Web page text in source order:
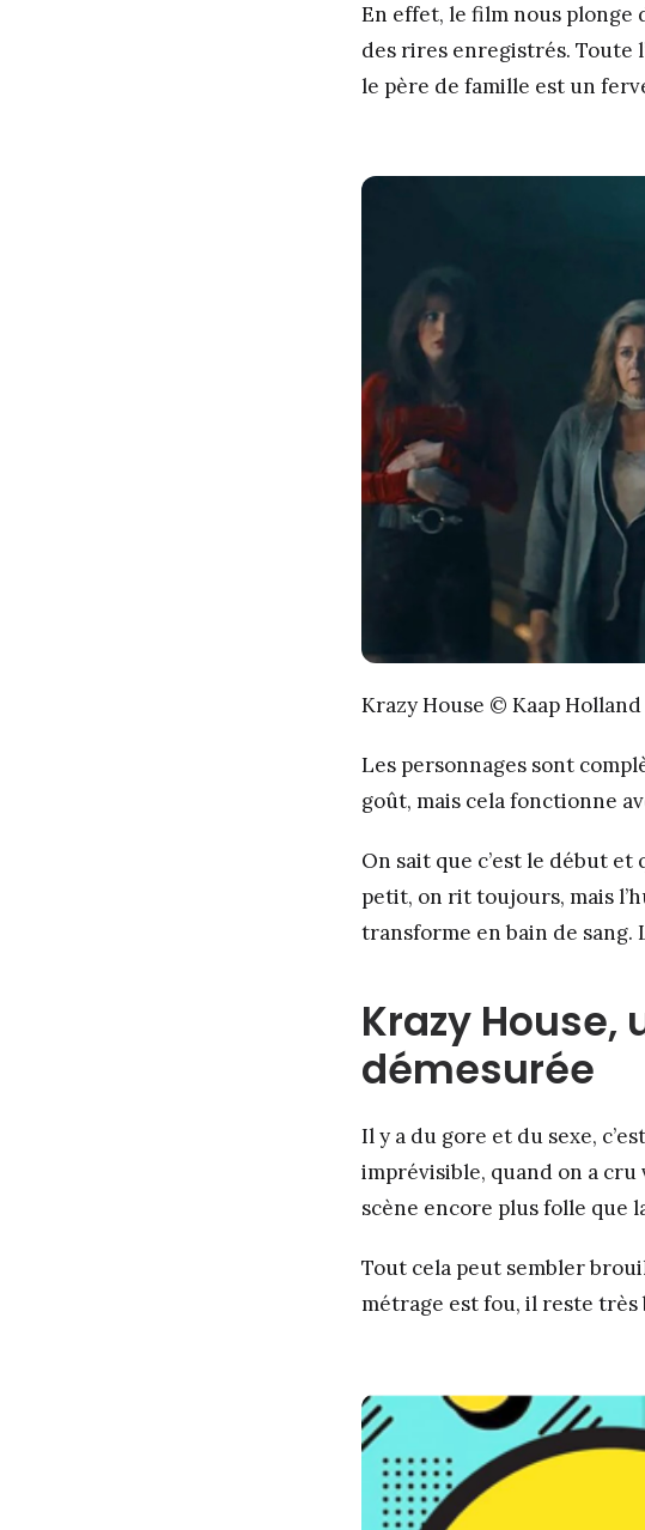
En effet, le film nous plonge
des rires enregistrés. Toute
le père de famille est un
Krazy House © Kaap
Les personnages sont
goût, mais cela fonctionne
On sait que c’est le début
petit, on rit toujours, mais
transforme en bain de sang.
Krazy
démesurée
Il y a du gore et du sexe,
imprévisible, quand on a
scène encore plus folle que
Tout cela peut sembler
métrage est fou, il reste très